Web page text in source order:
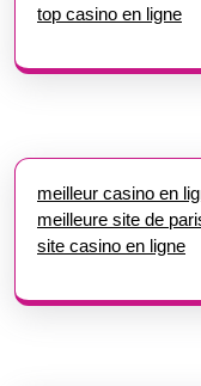
top casino en ligne
meilleur casino en
meilleure site de
site casino en ligne